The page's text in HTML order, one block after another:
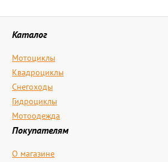
Каталог
Мотоциклы
Квадроциклы
Снегоходы
Гидроциклы
Мотоодежда
Покупателям
О магазине